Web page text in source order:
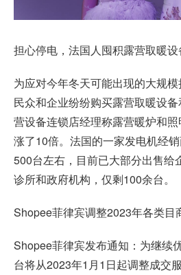
担心停电，法国人囤积露营取暖设
为应对今年冬天可能出现的大规
民众和企业纷纷购买露营取暖设
营设备连锁店经理称露营暖炉和
涨了10倍。法国的一家发电机经
500台左右，目前已大部分出售给
诊所和政府机构，仅剩100余台。
Shopee菲律宾调整2023年各类目
Shopee菲律宾发布通知：为继续
台将从2023年1月1日起调整成交